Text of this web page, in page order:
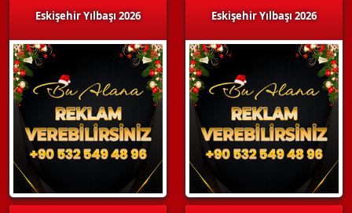
Eskişehir Yılbaşı 2026 Eskişehir Yılbaşı 2026